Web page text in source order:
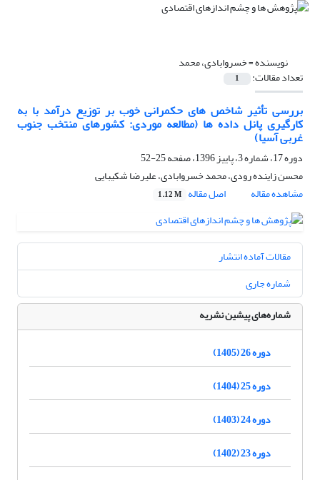
نویسنده =خسروابادی، محمد
تعداد مقالات: 1
بررسی تأثیر شاخص های حکمرانی خوب بر توزیع درآمد با به
کارگیری پانل داده ها (مطالعه موردی: کشورهای منتخب جنوب
غربی آسیا)
دوره 17، شماره 3، پاییز 1396، صفحه
25-52
محسن زاینده رودی، محمد خسروابادی، علیرضا شکیبایی
مشاهده مقاله
اصل مقاله 1.12 M
مقالات آماده انتشار
شماره جاری
شماره‌های پیشین نشریه
دوره 26 (1405)
دوره 25 (1404)
دوره 24 (1403)
دوره 23 (1402)